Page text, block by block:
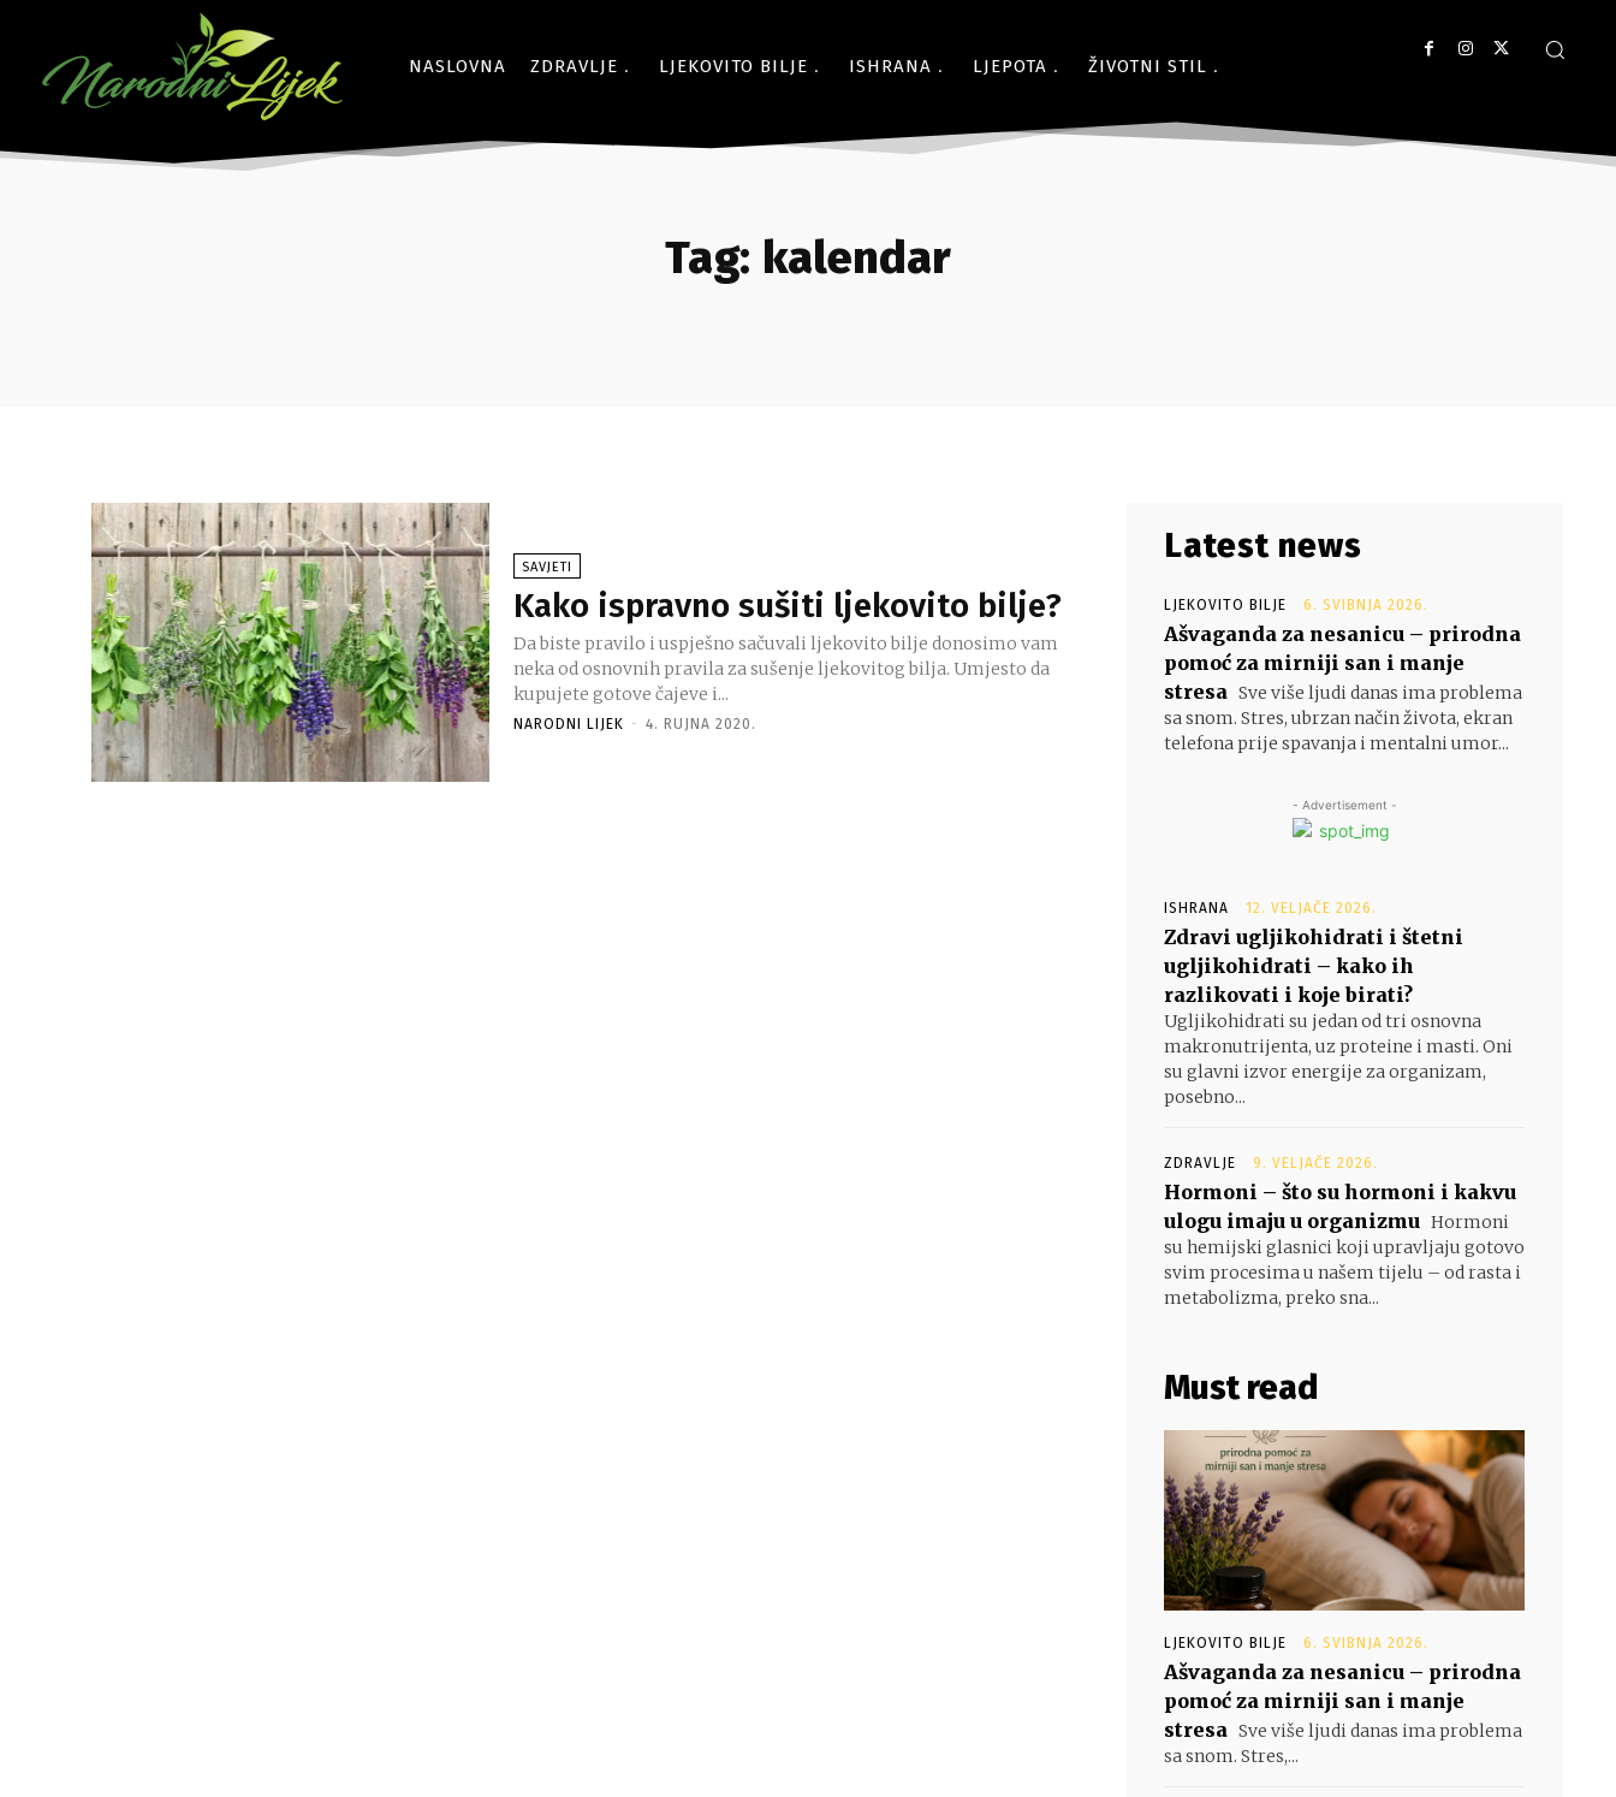
NASLOVNA ZDRAVLJE LJEKOVITO BILJE ISHRANA LJEPOTA ŽIVOTNI STIL
Tag: kalendar
SAVJETI
Kako ispravno sušiti ljekovito bilje?
Da biste pravilo i uspješno sačuvali ljekovito bilje donosimo vam
neka od osnovnih pravila za sušenje ljekovitog bilja. Umjesto da
kupujete gotove čajeve i...
NARODNI LIJEK - 4. RUJNA 2020.
Latest news
LJEKOVITO BILJE 6. SVIBNJA 2026.
Ašvaganda za nesanicu – prirodna
pomoć za mirniji san i manje
stresa Sve više ljudi danas ima problema
sa snom. Stres, ubrzan način života, ekran
telefona prije spavanja i mentalni umor...
- Advertisement -
ISHRANA 12. VELJAČE 2026.
Zdravi ugljikohidrati i štetni
ugljikohidrati – kako ih
razlikovati i koje birati?
Ugljikohidrati su jedan od tri osnovna
makronutrijenta, uz proteine i masti. Oni
su glavni izvor energije za organizam,
posebno...
ZDRAVLJE 9. VELJAČE 2026.
Hormoni – što su hormoni i kakvu
ulogu imaju u organizmu Hormoni
su hemijski glasnici koji upravljaju gotovo
svim procesima u našem tijelu – od rasta i
metabolizma, preko sna...
Must read
LJEKOVITO BILJE 6. SVIBNJA 2026.
Ašvaganda za nesanicu – prirodna
pomoć za mirniji san i manje
stresa Sve više ljudi danas ima problema
sa snom. Stres,...